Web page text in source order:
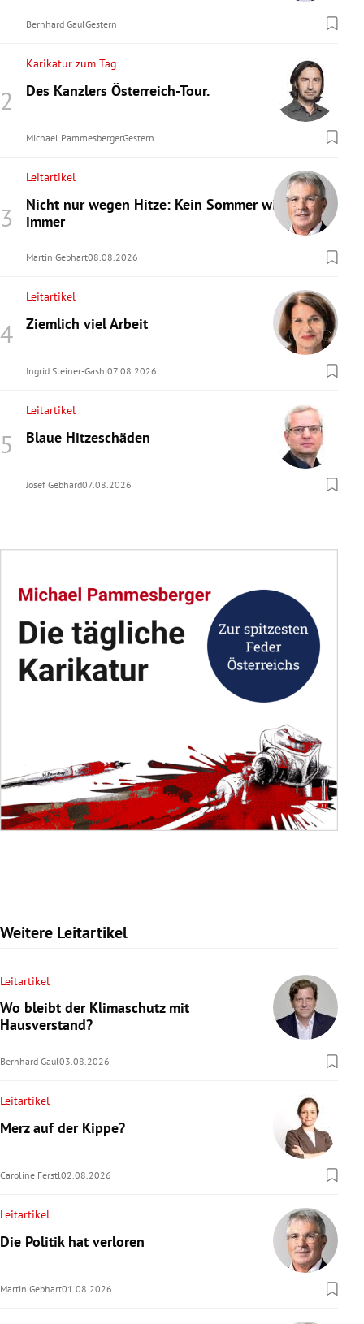
Bernhard GaulGestern
Karikatur zum Tag
Des Kanzlers Österreich-Tour.
Michael PammesbergerGestern
Leitartikel
Nicht nur wegen Hitze: Kein Sommer wie
immer
Martin Gebhart08.08.2026
Leitartikel
Ziemlich viel Arbeit
Ingrid Steiner-Gashi07.08.2026
Leitartikel
Blaue Hitzeschäden
Josef Gebhard07.08.2026
Weitere Leitartikel
Leitartikel
Wo bleibt der Klimaschutz mit
Hausverstand?
Bernhard Gaul03.08.2026
Leitartikel
Merz auf der Kippe?
Caroline Ferstl02.08.2026
Leitartikel
Die Politik hat verloren
Martin Gebhart01.08.2026